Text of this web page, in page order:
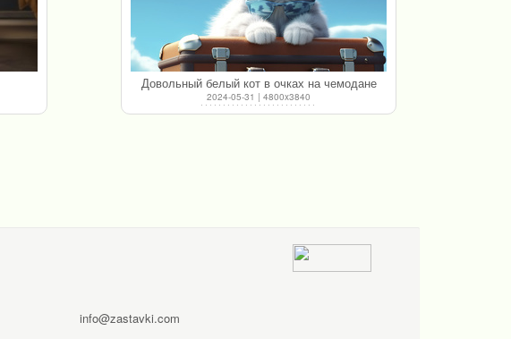
Довольный белый кот в очках на чемодане
2024-05-31 | 4800x3840
info@zastavki.com